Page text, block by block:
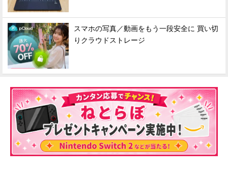
スマホの写真／動画をもう一段安全に 買い切
りクラウドストレージ